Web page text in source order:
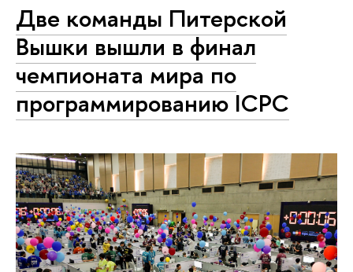
Две команды Питерской
Вышки вышли в финал
чемпионата мира по
программированию ICPC